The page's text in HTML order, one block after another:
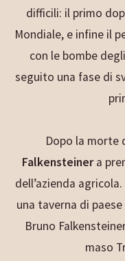
difficili: il primo
Mondiale, e infine il
con le bombe
seguito una fase di
Dopo la morte
Falkensteinera
dell’azienda
una taverna di
Bruno
maso